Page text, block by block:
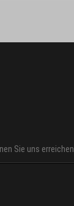
Sie uns erreichen